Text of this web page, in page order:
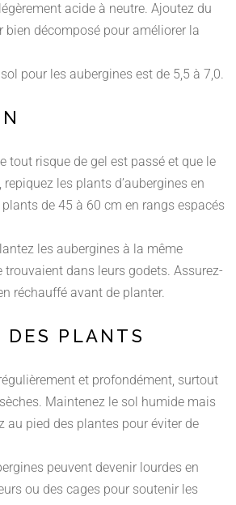
acide à neutre. Ajoutez du
décomposé pour améliorer la
pour les aubergines est de 5,5 à 7,0.
tout risque de gel est passé et que le
les plants d’aubergines en
de 45 à 60 cm en rangs espacés
les aubergines à la même
trouvaient dans leurs godets. Assurez-
réchauffé avant de planter.
DES PLANTS
et profondément, surtout
Maintenez le sol humide mais
au pied des plantes pour éviter de
peuvent devenir lourdes en
ou des cages pour soutenir les